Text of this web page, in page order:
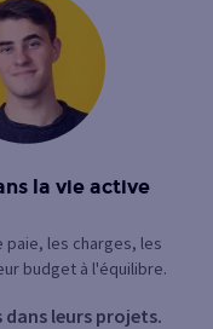
la vie active
les charges, les
budget à l'équilibre.
leurs projets.